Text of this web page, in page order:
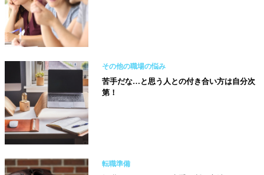
その他の職場の悩み
苦手だな…と思う人との付き合い方は自分次
第！
転職準備